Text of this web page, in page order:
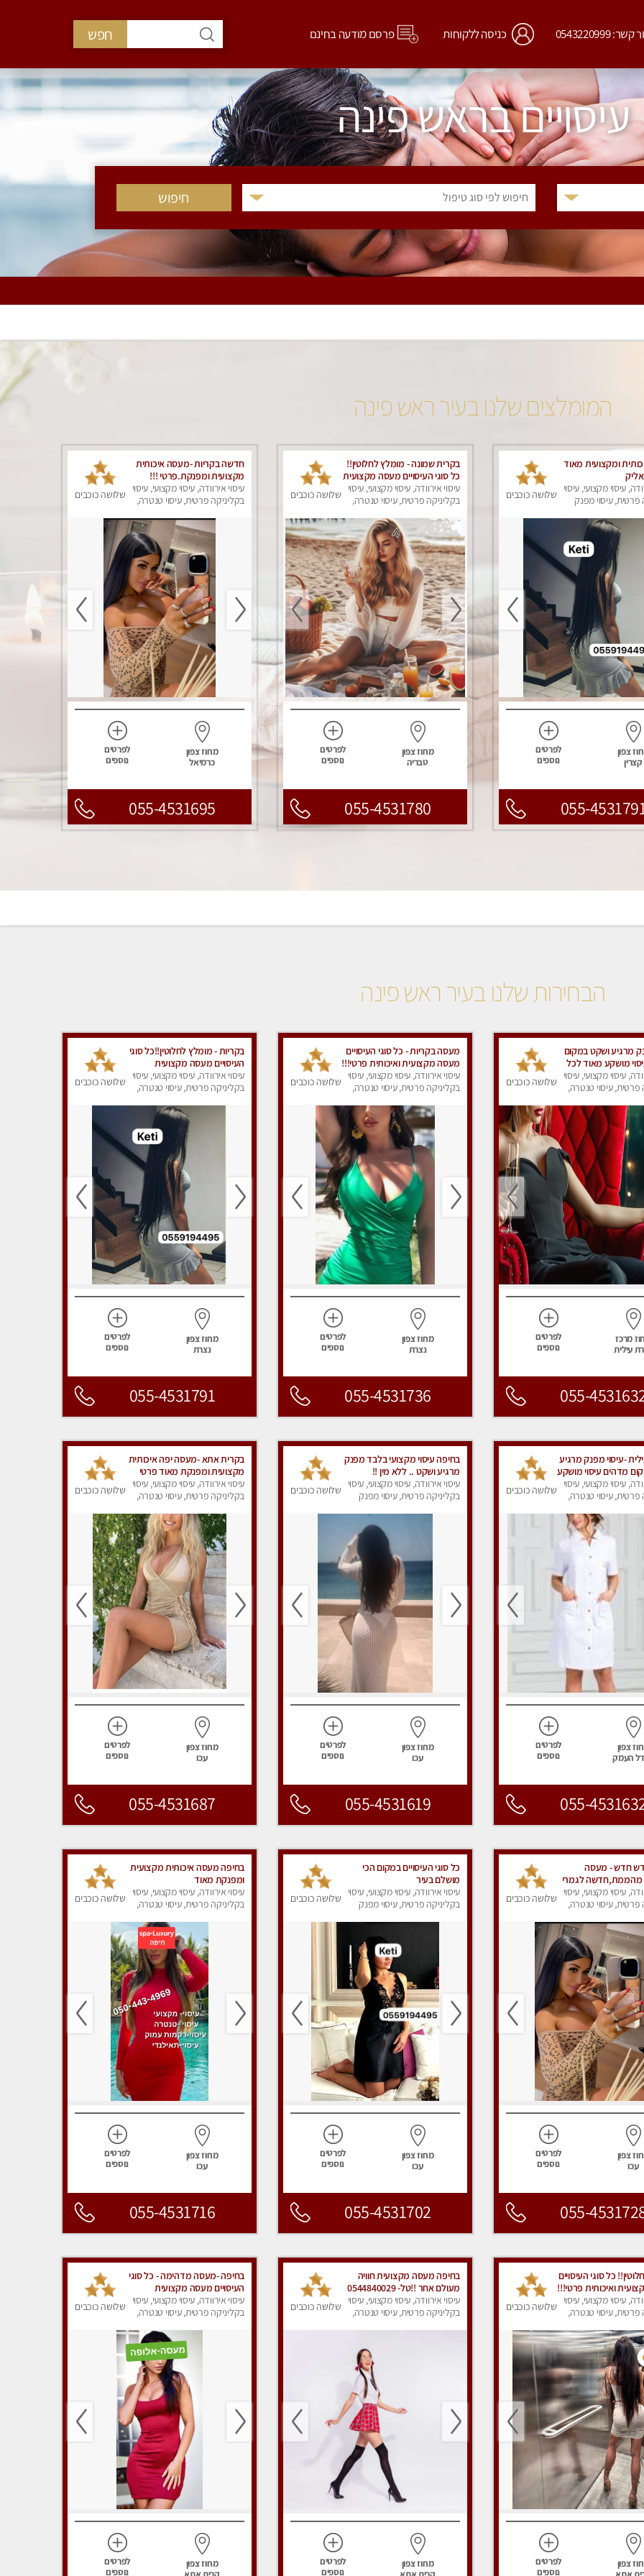
0543220999 כניסה ללקוחות פרסם מודעה בחינם חפש
עיסויים בראש פינה
חיפוש לפי סוג טיפול
המומלצים שלנו בעיר ראש פינה
ומקצועית מאוד
עיסוי מקצועי, עיסוי
פרטית, עיסוי מפנק
שלושה כוכבים
צפון
קצרין
לפרטים
נוספים
055-
בקרית שמונה - מומלץ לחלוטין!!
כל סוגי העיסויים מעסה מקצועית
ואיכותית פרטי!!!
עיסוי אירוודה, עיסוי מקצועי, עיסוי
בקליניקה פרטית, עיסוי טנטרה,
שלושה כוכבים
מחוז צפון
טבריה
לפרטים
נוספים
055-4531780
חדשה בקריות -מעסה איכותית
מקצועית ומפנקת.פרטי !!!
עיסוי אירוודה, עיסוי מקצועי, עיסוי
בקליניקה פרטית, עיסוי טנטרה,
שלושה כוכבים
מחוז צפון
כרמיאל
לפרטים
נוספים
055-4531695
הבחירות שלנו בעיר ראש פינה
מרגיע ושקט במקום
מושקע מאוד לכל
פרטי !!+
עיסוי מקצועי, עיסוי
פרטית, עיסוי טנטרה,
שלושה כוכבים
מרכז
עילית
לפרטים
נוספים
055-
מעסה בקריות - כל סוגי העיסויים
מעסה מקצועית ואיכותית פרטי!!!
עיסוי אירוודה, עיסוי מקצועי, עיסוי
בקליניקה פרטית, עיסוי טנטרה,
שלושה כוכבים
מחוז צפון
נצרת
לפרטים
נוספים
055-4531736
בקריות - מומלץ לחלוטין!!כל סוגי
העיסויים מעסה מקצועית
ואיכותית פרטי!!!
עיסוי אירוודה, עיסוי מקצועי, עיסוי
בקליניקה פרטית, עיסוי טנטרה,
שלושה כוכבים
מחוז צפון
נצרת
לפרטים
נוספים
055-4531791
-עיסוי מפנק מרגיע
מדהים עיסוי מושקע
עיסוי מקצועי, עיסוי
פרטית, עיסוי טנטרה,
שלושה כוכבים
צפון
העמק
לפרטים
נוספים
055-
בחיפה עיסוי מקצועי בלבד מפנק
מרגיע ושקט .. ללא מין !!
עיסוי אירוודה, עיסוי מקצועי, עיסוי
בקליניקה פרטית, עיסוי מפנק
שלושה כוכבים
מחוז צפון
עכו
לפרטים
נוספים
055-4531619
בקרית אתא -מעסה יפה איכותית
מקצועית ומפנקת מאוד פרטי
מומלץ בחום
עיסוי אירוודה, עיסוי מקצועי, עיסוי
בקליניקה פרטית, עיסוי טנטרה,
שלושה כוכבים
מחוז צפון
עכו
לפרטים
נוספים
055-4531687
חדש - מעסה
מהממת,חדשה לגמרי
עיסוי מקצועי, עיסוי
פרטית, עיסוי טנטרה,
שלושה כוכבים
צפון
עכו
לפרטים
נוספים
055-
כל סוגי העיסויים במקום הכי
מושלם בעיר
עיסוי אירוודה, עיסוי מקצועי, עיסוי
בקליניקה פרטית, עיסוי מפנק
שלושה כוכבים
מחוז צפון
עכו
לפרטים
נוספים
055-4531702
בחיפה מעסה איכותית מקצועית
ומפנקת מאוד
עיסוי אירוודה, עיסוי מקצועי, עיסוי
בקליניקה פרטית, עיסוי טנטרה,
שלושה כוכבים
מחוז צפון
עכו
לפרטים
נוספים
055-4531716
כל סוגי העיסויים
ואיכותית פרטי!!!
עיסוי מקצועי, עיסוי
פרטית, עיסוי טנטרה,
שלושה כוכבים
צפון
לפרטים
נוספים
בחיפה מעסה מקצועית חוויה
מעולם אחר !!טל- 0544840029
עיסוי אירוודה, עיסוי מקצועי, עיסוי
בקליניקה פרטית, עיסוי טנטרה,
שלושה כוכבים
מחוז צפון
לפרטים
נוספים
בחיפה -מעסה מדהימה - כל סוגי
העיסויים מעסה מקצועית
ואיכותית פרטי!!! מוזמן לחוויה
בלתי נשכחת!!
עיסוי אירוודה, עיסוי מקצועי, עיסוי
בקליניקה פרטית, עיסוי טנטרה,
שלושה כוכבים
מחוז צפון
לפרטים
נוספים